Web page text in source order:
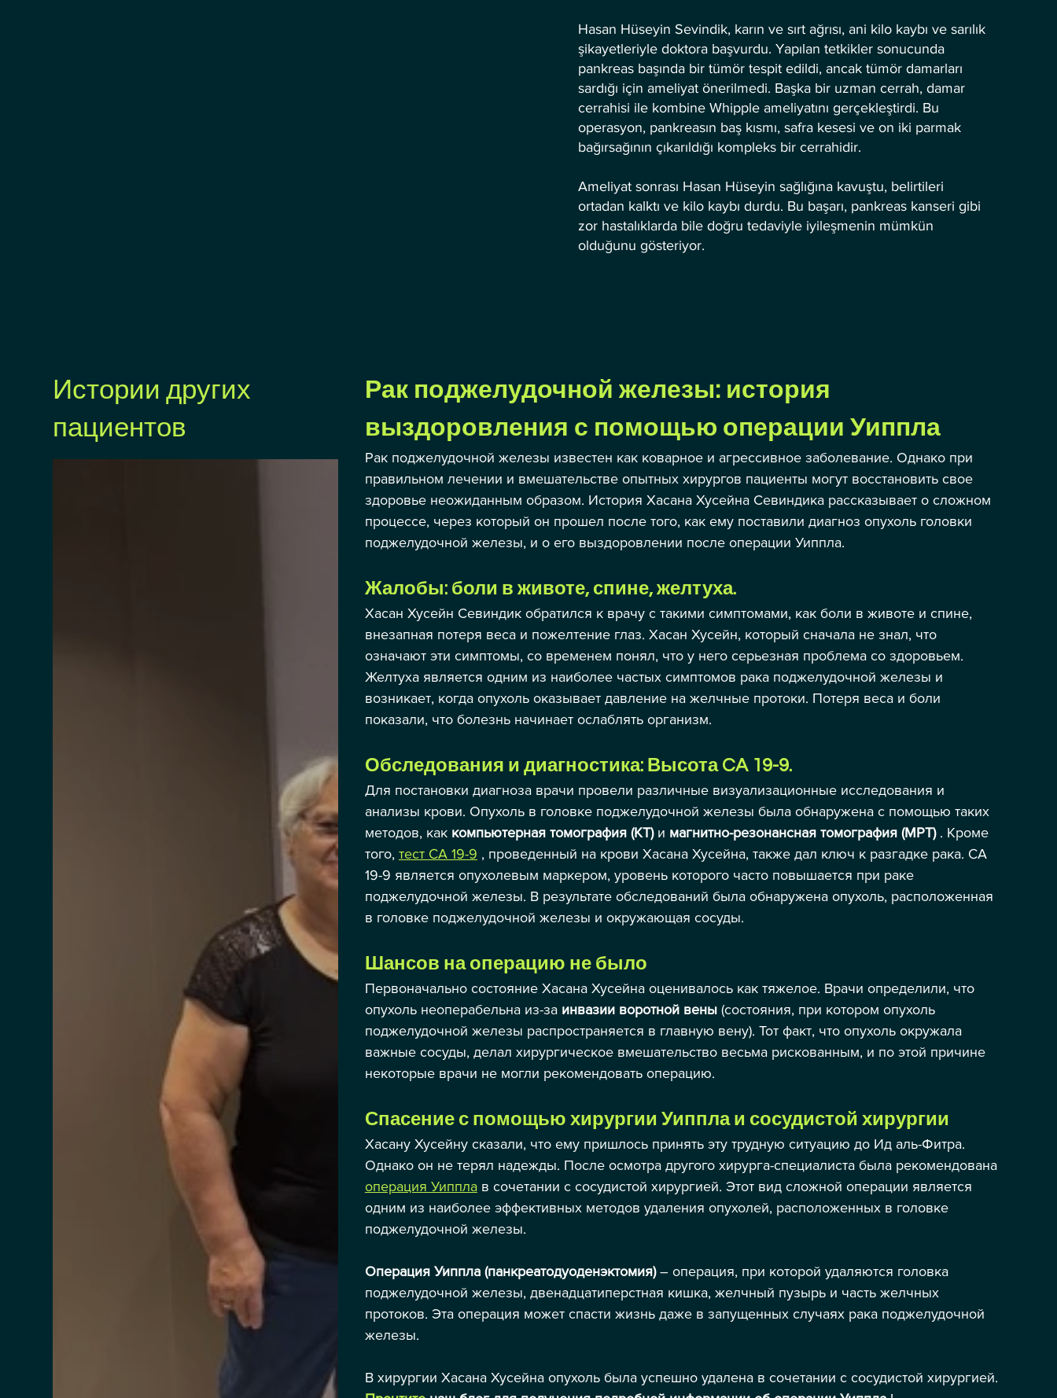
Hasan Hüseyin Sevindik, karın ve sırt ağrısı, ani kilo kaybı ve sarılık
şikayetleriyle doktora başvurdu. Yapılan tetkikler sonucunda
pankreas başında bir tümör tespit edildi, ancak tümör damarları
sardığı için ameliyat önerilmedi. Başka bir uzman cerrah, damar
cerrahisi ile kombine Whipple ameliyatını gerçekleştirdi. Bu
operasyon, pankreasın baş kısmı, safra kesesi ve on iki parmak
bağırsağının çıkarıldığı kompleks bir cerrahidir.
Ameliyat sonrası Hasan Hüseyin sağlığına kavuştu, belirtileri
ortadan kalktı ve kilo kaybı durdu. Bu başarı, pankreas kanseri gibi
zor hastalıklarda bile doğru tedaviyle iyileşmenin mümkün
olduğunu gösteriyor.
Истории других
пациентов
Рак поджелудочной железы: история
выздоровления с помощью операции Уиппла
Рак поджелудочной железы известен как коварное и агрессивное заболевание. Однако при
правильном лечении и вмешательстве опытных хирургов пациенты могут восстановить свое
здоровье неожиданным образом. История Хасана Хусейна Севиндика рассказывает о сложном
процессе, через который он прошел после того, как ему поставили диагноз опухоль головки
поджелудочной железы, и о его выздоровлении после операции Уиппла.
Жалобы: боли в животе, спине, желтуха.
Хасан Хусейн Севиндик обратился к врачу с такими симптомами, как боли в животе и спине,
внезапная потеря веса и пожелтение глаз. Хасан Хусейн, который сначала не знал, что
означают эти симптомы, со временем понял, что у него серьезная проблема со здоровьем.
Желтуха является одним из наиболее частых симптомов рака поджелудочной железы и
возникает, когда опухоль оказывает давление на желчные протоки. Потеря веса и боли
показали, что болезнь начинает ослаблять организм.
Обследования и диагностика: Высота CA 19-9.
Для постановки диагноза врачи провели различные визуализационные исследования и
анализы крови. Опухоль в головке поджелудочной железы была обнаружена с помощью таких
методов, как компьютерная томография (КТ) и магнитно-резонансная томография (МРТ) . Кроме
того, тест CA 19-9 , проведенный на крови Хасана Хусейна, также дал ключ к разгадке рака. CA
19-9 является опухолевым маркером, уровень которого часто повышается при раке
поджелудочной железы. В результате обследований была обнаружена опухоль, расположенная
в головке поджелудочной железы и окружающая сосуды.
Шансов на операцию не было
Первоначально состояние Хасана Хусейна оценивалось как тяжелое. Врачи определили, что
опухоль неоперабельна из-за инвазии воротной вены (состояния, при котором опухоль
поджелудочной железы распространяется в главную вену). Тот факт, что опухоль окружала
важные сосуды, делал хирургическое вмешательство весьма рискованным, и по этой причине
некоторые врачи не могли рекомендовать операцию.
Спасение с помощью хирургии Уиппла и сосудистой хирургии
Хасану Хусейну сказали, что ему пришлось принять эту трудную ситуацию до Ид аль-Фитра.
Однако он не терял надежды. После осмотра другого хирурга-специалиста была рекомендована
операция Уиппла в сочетании с сосудистой хирургией. Этот вид сложной операции является
одним из наиболее эффективных методов удаления опухолей, расположенных в головке
поджелудочной железы.
Операция Уиппла (панкреатодуоденэктомия) – операция, при которой удаляются головка
поджелудочной железы, двенадцатиперстная кишка, желчный пузырь и часть желчных
протоков. Эта операция может спасти жизнь даже в запущенных случаях рака поджелудочной
железы.
В хирургии Хасана Хусейна опухоль была успешно удалена в сочетании с сосудистой хирургией.